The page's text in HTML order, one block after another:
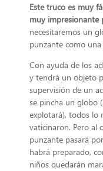
Este truco es muy
muy impresionante
necesitaremos un
punzante como
Con ayuda de los
y tendrá un objeto
supervisión de un
se pincha un globo
explotará), todos lo
vaticinaron. Pero al
punzante pasará
habrá preparado,
niños quedarán